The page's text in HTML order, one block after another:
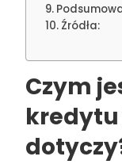
Źródła:
Czym